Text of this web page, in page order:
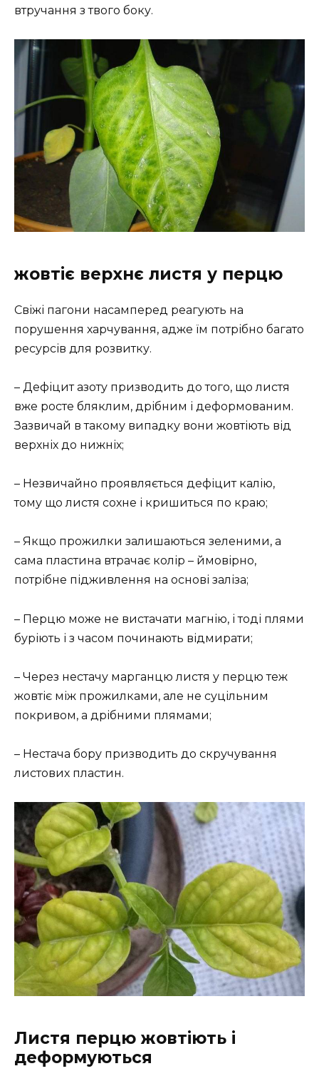
втручання з твого боку.
жовтіє верхнє листя у перцю
Свіжі пагони насамперед реагують на
порушення харчування, адже їм потрібно багато
ресурсів для розвитку.
– Дефіцит азоту призводить до того, що листя
вже росте бляклим, дрібним і деформованим.
Зазвичай в такому випадку вони жовтіють від
верхніх до нижніх;
– Незвичайно проявляється дефіцит калію,
тому що листя сохне і кришиться по краю;
– Якщо прожилки залишаються зеленими, а
сама пластина втрачає колір – ймовірно,
потрібне підживлення на основі заліза;
– Перцю може не вистачати магнію, і тоді плями
буріють і з часом починають відмирати;
– Через нестачу марганцю листя у перцю теж
жовтіє між прожилками, але не суцільним
покривом, а дрібними плямами;
– Нестача бору призводить до скручування
листових пластин.
Листя перцю жовтіють і
деформуються